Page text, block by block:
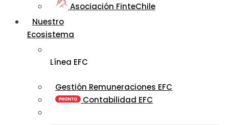
Asociación FinteChile
Nuestro
Ecosistema
Línea EFC
Gestión Remuneraciones EFC
Contabilidad EFC